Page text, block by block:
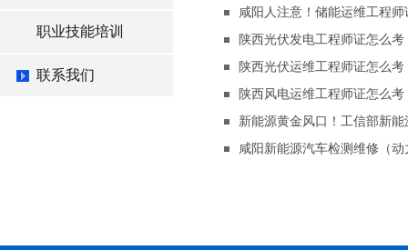
职业技能培训
联系我们
咸阳人注意！储能运维工程
陕西光伏发电工程师证怎么
陕西光伏运维工程师证怎么
陕西风电运维工程师证怎么
新能源黄金风口！工信部新
咸阳新能源汽车检测维修（